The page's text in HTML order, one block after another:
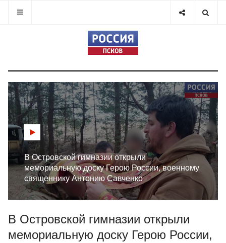
В Островской гимназии открыли
мемориальную доску Герою России, военному
священнику Антонию Савченко
В Островской гимназии открыли
мемориальную доску Герою России,